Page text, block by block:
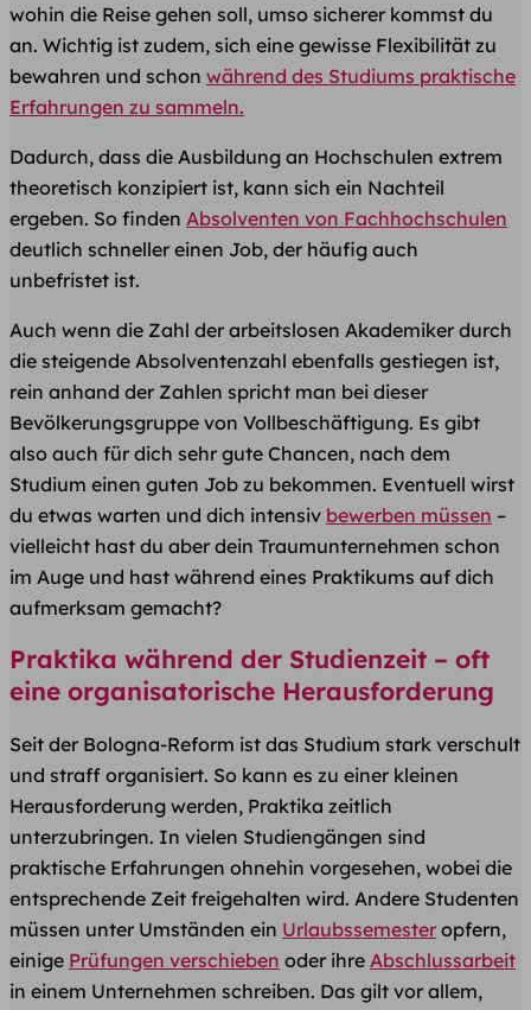
wohin die Reise gehen soll, umso sicherer kommst du
an. Wichtig ist zudem, sich eine gewisse Flexibilität zu
bewahren und schon während des Studiums praktische
Erfahrungen zu sammeln.
Dadurch, dass die Ausbildung an Hochschulen extrem
theoretisch konzipiert ist, kann sich ein Nachteil
ergeben. So finden Absolventen von Fachhochschulen
deutlich schneller einen Job, der häufig auch
unbefristet ist.
Auch wenn die Zahl der arbeitslosen Akademiker durch
die steigende Absolventenzahl ebenfalls gestiegen ist,
rein anhand der Zahlen spricht man bei dieser
Bevölkerungsgruppe von Vollbeschäftigung. Es gibt
also auch für dich sehr gute Chancen, nach dem
Studium einen guten Job zu bekommen. Eventuell wirst
du etwas warten und dich intensiv bewerben müssen –
vielleicht hast du aber dein Traumunternehmen schon
im Auge und hast während eines Praktikums auf dich
aufmerksam gemacht?
Praktika während der Studienzeit – oft
eine organisatorische Herausforderung
Seit der Bologna-Reform ist das Studium stark verschult
und straff organisiert. So kann es zu einer kleinen
Herausforderung werden, Praktika zeitlich
unterzubringen. In vielen Studiengängen sind
praktische Erfahrungen ohnehin vorgesehen, wobei die
entsprechende Zeit freigehalten wird. Andere Studenten
müssen unter Umständen ein Urlaubssemester opfern,
einige Prüfungen verschieben oder ihre Abschlussarbeit
in einem Unternehmen schreiben. Das gilt vor allem,